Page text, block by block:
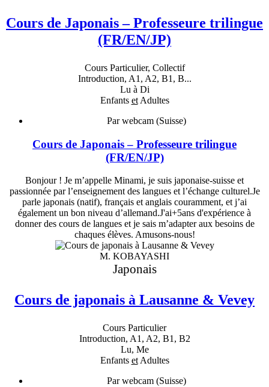
Cours de Japonais – Professeure trilingue
(FR/EN/JP)
Cours Particulier, Collectif
Introduction, A1, A2, B1, B...
Lu à Di
Enfants etAdultes
Par webcam (Suisse)
Cours de Japonais – Professeure trilingue
(FR/EN/JP)
Bonjour ! Je m’appelle Minami, je suis japonaise-suisse et
passionnée par l’enseignement des langues et l’échange culturel.Je
parle japonais (natif), français et anglais couramment, et j’ai
également un bon niveau d’allemand.J'ai+5ans d'expérience à
donner des cours de langues et je sais m’adapter aux besoins de
chaques élèves. Amusons-nous!
M. KOBAYASHI
Japonais
Cours de japonais à Lausanne & Vevey
Cours Particulier
Introduction, A1, A2, B1, B2
Lu, Me
Enfants etAdultes
Par webcam (Suisse)